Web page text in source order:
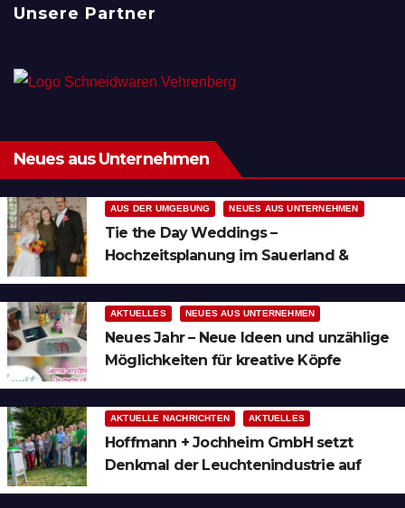
Unsere Partner
Neues aus Unternehmen
AUS DER UMGEBUNG NEUES AUS UNTERNEHMEN
Tie the Day Weddings –
Hochzeitsplanung im Sauerland &
AKTUELLES NEUES AUS UNTERNEHMEN
Neues Jahr – Neue Ideen und unzählige
Möglichkeiten für kreative Köpfe
AKTUELLE NACHRICHTEN AKTUELLES
Hoffmann + Jochheim GmbH setzt
Denkmal der Leuchtenindustrie auf